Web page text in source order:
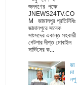
জনগণের পক্ষে
JNEWS24TV.CO
M জামালপুর প্রতিনিধিঃ
জামালপুরে সাবেক
সাংসদের একান্ত সহকারী
গেটপার দীপ্ত মোবাইল
সার্ভিসের ক...
জা
মা
লপু